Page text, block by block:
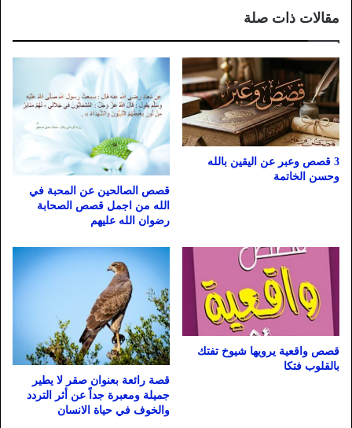
مقالات ذات صلة
3 قصص وعبر عن اليقين بالله
وحسن الخاتمة
قصص الصالحين عن المحبة في
الله من اجمل قصص الصحابة
رضوان الله عليهم
قصص واقعية يرويها شيوخ تفتك
بالقلوب فتكا
قصة رائعة بعنوان صقر لا يطير
جميلة ومعبرة جداً عن أثر التردد
والخوف في حياة الانسان